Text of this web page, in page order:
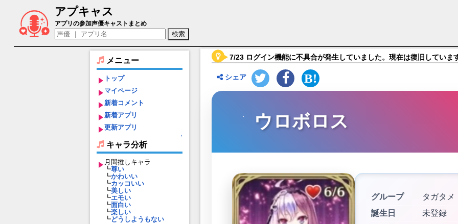
アプキャス
ウロボロス（声優：堀江由衣)【クリスタル オブ リユニオン】キャラ紹介
アプリの参加声優キャストまとめ
メニュー
トップ
マイページ
新着コメント
新着アプリ
更新アプリ
↑
キャラ分析
月間推しキャラ
┗尊い
┗かわいい
┗カッコいい
┗美しい
┗エモい
┗面白い
┗楽しい
┗どうしようもない
7/23 ログイン機能に不具合が発生していました。現在は復旧していま
シェア
ウロボロス
グループ
タガタメ
誕生日
未登録